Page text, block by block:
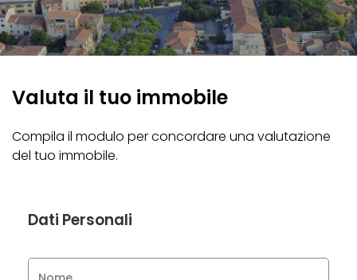
Immobili In Affitto
Servizi
Di Cosa Ci Occupiamo
Amministrazione Condominiale
Post Vendita
Contatti
Valuta il tuo immobile
Compila il modulo per concordare una valutazione
del tuo immobile.
Dati Personali